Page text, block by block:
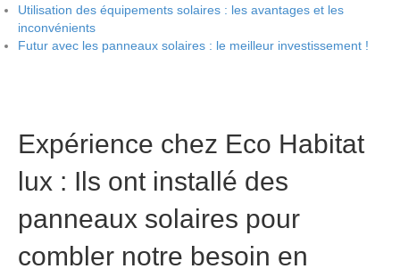
Utilisation des équipements solaires : les avantages et les
inconvénients
Futur avec les panneaux solaires : le meilleur investissement !
Expérience chez Eco Habitat
lux : Ils ont installé des
panneaux solaires pour
combler notre besoin en